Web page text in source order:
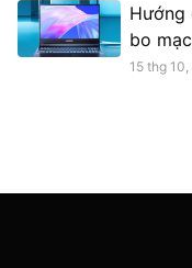
Hướng
bo
15 thg